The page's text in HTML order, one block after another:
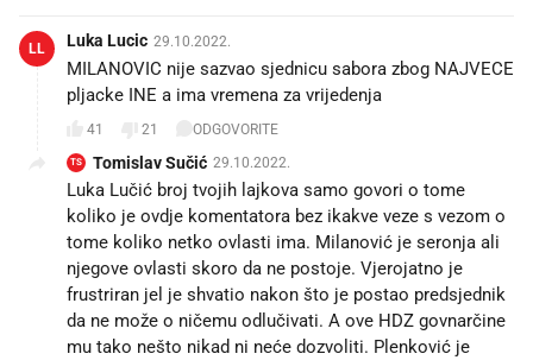
LL Luka Lucic 29.10.2022.
MILANOVIC nije sazvao sjednicu sabora zbog NAJVECE
pljacke INE a ima vremena za vrijedenja
41 21 ODGOVORITE
TS Tomislav Sučić 29.10.2022.
Luka Lučić broj tvojih lajkova samo govori o tome
koliko je ovdje komentatora bez ikakve veze s vezom o
tome koliko netko ovlasti ima. Milanović je seronja ali
njegove ovlasti skoro da ne postoje. Vjerojatno je
frustriran jel je shvatio nakon što je postao predsjednik
da ne može o ničemu odlučivati. A ove HDZ govnarčine
mu tako nešto nikad ni neće dozvoliti. Plenković je